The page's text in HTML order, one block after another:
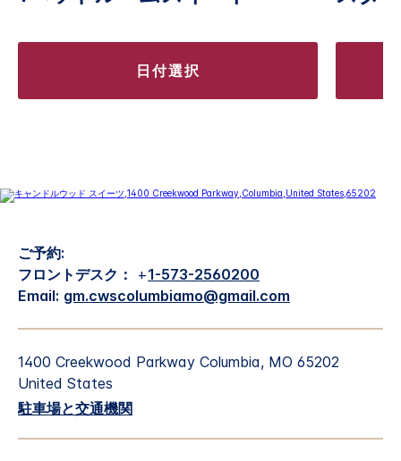
日付選択
ご予約:
フロントデスク：
+1-573-2560200
Email: gm.cwscolumbiamo@gmail.com
1400 Creekwood Parkway Columbia, MO 65202
United States
駐車場と交通機関